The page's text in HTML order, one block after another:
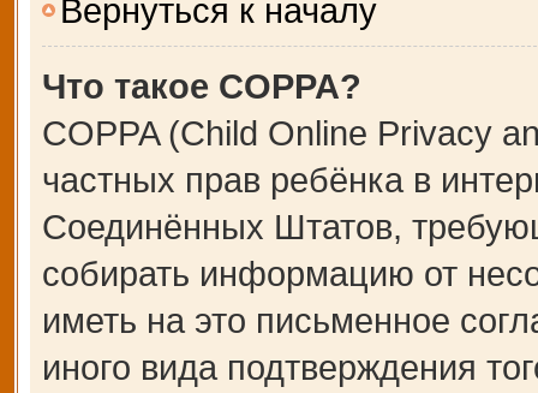
Вернуться к началу
Что такое COPPA?
COPPA (Child Online Privacy
частных прав ребёнка в
Соединённых Штатов,
собирать информацию от
иметь на это письменное
иного вида подтверждения